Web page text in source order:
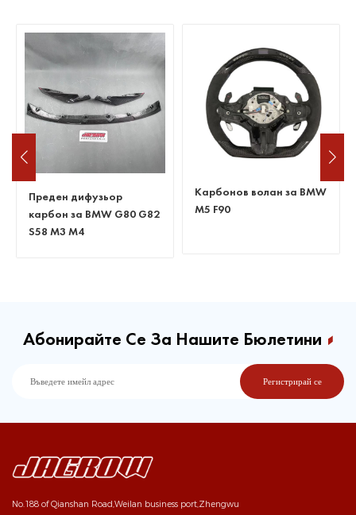
Преден дифузьор
карбон за BMW G80 G82
S58 M3 M4
Карбонов волан за BMW
M5 F90
Абонирайте Се За Нашите Бюлетини
No.188 of Qianshan Road,Weilan business port,Zhengwu